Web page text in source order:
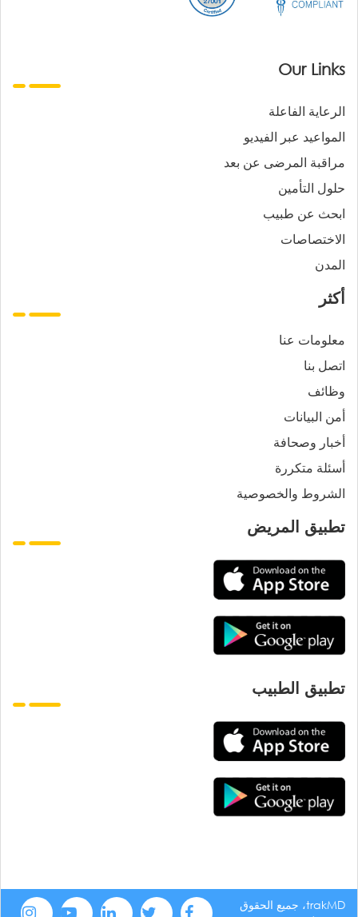
Our Links
الرعاية الفاعلة
المواعيد عبر الفيديو
مراقبة المرضى عن بعد
حلول التأمين
ابحث عن طبيب
الاختصاصات
المدن
أكثر
معلومات عنا
اتصل بنا
وظائف
أمن البيانات
أخبار وصحافة
أسئلة متكررة
الشروط والخصوصية
تطبيق المريض
تطبيق الطبيب
trakMD، جميع الحقوق